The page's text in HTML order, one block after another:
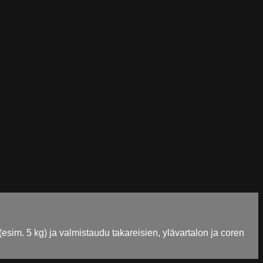
5 kg) ja valmistaudu takareisien, ylävartalon ja coren